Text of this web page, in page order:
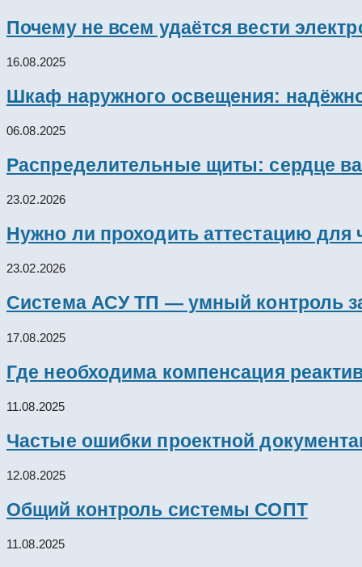
Почему не всем удаётся вести
16.08.2025
Шкаф наружного освещения:
06.08.2025
Распределительные щиты: сердце
23.02.2026
Нужно ли проходить аттестацию для
23.02.2026
Система АСУ ТП — умный контроль
17.08.2025
Где необходима компенсация
11.08.2025
Частые ошибки проектной
12.08.2025
Общий контроль системы СОПТ
11.08.2025